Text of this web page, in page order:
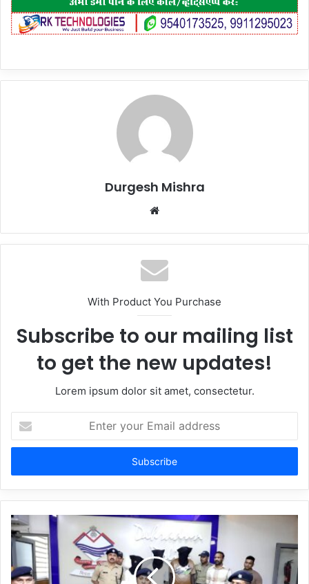
Durgesh Mishra
Website
With Product You Purchase
Subscribe to our mailing list
to get the new updates!
Lorem ipsum dolor sit amet, consectetur.
your
Email